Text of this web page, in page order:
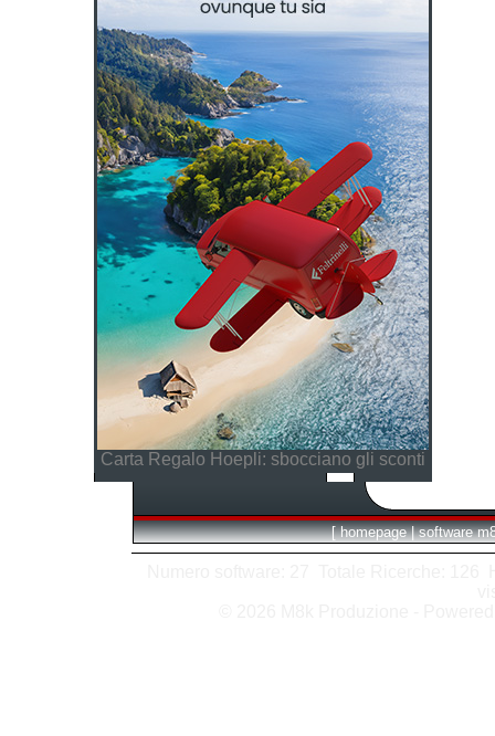
Carta Regalo Hoepli: sbocciano gli sconti
[ homepage | software